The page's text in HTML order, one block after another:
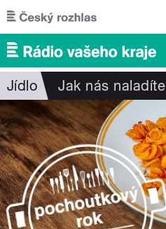
Přejít k hlavnímu obsahu
Jídlo Jak nás naladíte